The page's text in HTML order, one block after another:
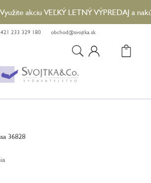
akciu VEĽKÝ LETNÝ VÝPREDAJ a
233 329 180 obchod@svojtka.sk
36828